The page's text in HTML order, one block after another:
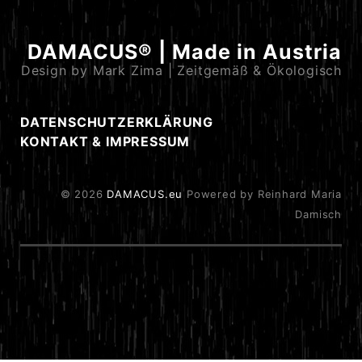
DAMACUS® | Made in Austria
Design by Mark Zima | Zeitgemäß & Ökologisch
DATENSCHUTZERKLÄRUNG
KONTAKT & IMPRESSUM
© 2026 DAMACUS.eu Powered by Reinhard Maria
Damisch